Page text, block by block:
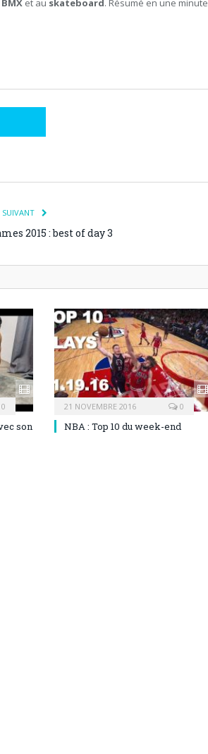
BMX et au skateboard. Résumé en une minute
SUIVANT
2015 : best of day 3
son
21 NOVEMBRE 2016 0
NBA : Top 10 du week-end